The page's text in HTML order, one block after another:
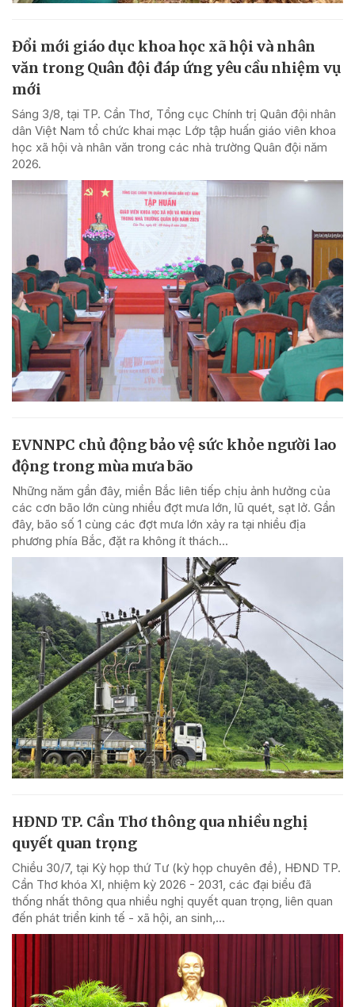
Đổi mới giáo dục khoa học xã hội và nhân
văn trong Quân đội đáp ứng yêu cầu nhiệm vụ
mới
Sáng 3/8, tại TP. Cần Thơ, Tổng cục Chính trị Quân đội nhân
dân Việt Nam tổ chức khai mạc Lớp tập huấn giáo viên khoa
học xã hội và nhân văn trong các nhà trường Quân đội năm
2026.
EVNNPC chủ động bảo vệ sức khỏe người lao
động trong mùa mưa bão
Những năm gần đây, miền Bắc liên tiếp chịu ảnh hưởng của
các cơn bão lớn cùng nhiều đợt mưa lớn, lũ quét, sạt lở. Gần
đây, bão số 1 cùng các đợt mưa lớn xảy ra tại nhiều địa
phương phía Bắc, đặt ra không ít thách...
HĐND TP. Cần Thơ thông qua nhiều nghị
quyết quan trọng
Chiều 30/7, tại Kỳ họp thứ Tư (kỳ họp chuyên đề), HĐND TP.
Cần Thơ khóa XI, nhiệm kỳ 2026 - 2031, các đại biểu đã
thống nhất thông qua nhiều nghị quyết quan trọng, liên quan
đến phát triển kinh tế - xã hội, an sinh,...